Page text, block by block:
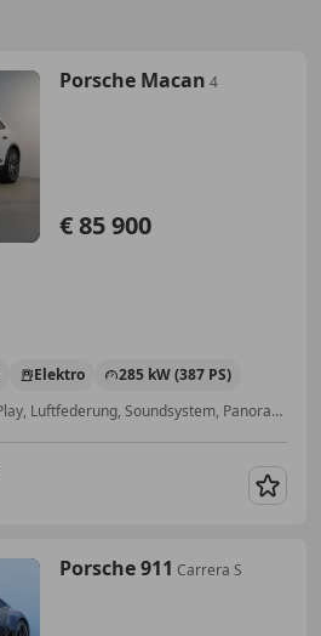
Porsche Macan 4
€ 85 900
Elektro
285 kW (387 PS)
Head-up display, Apple CarPlay, Luftfederung, Soundsystem, Panoramadach, Sportsitze, Anhängerkupplung, Scheckheftgepflegt
Porsche 911 Carrera S